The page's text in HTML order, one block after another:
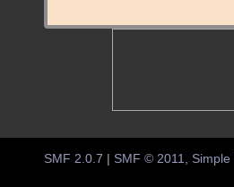
SMF 2.0.7 | SMF © 2011